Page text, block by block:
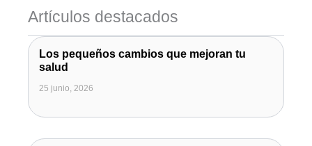
Artículos destacados
Los pequeños cambios que mejoran tu
salud
25 junio, 2026